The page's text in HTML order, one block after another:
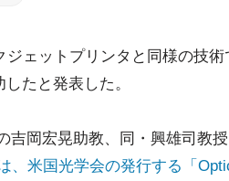
ェットプリンタと同様の技術
たと発表した。
吉岡宏晃助教、同・興雄司教
、米国光学会の発行する「